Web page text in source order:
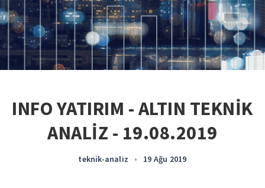
INFO YATIRIM - ALTIN TEKNİK
ANALİZ - 19.08.2019
teknik-analiz • 19 Ağu 2019